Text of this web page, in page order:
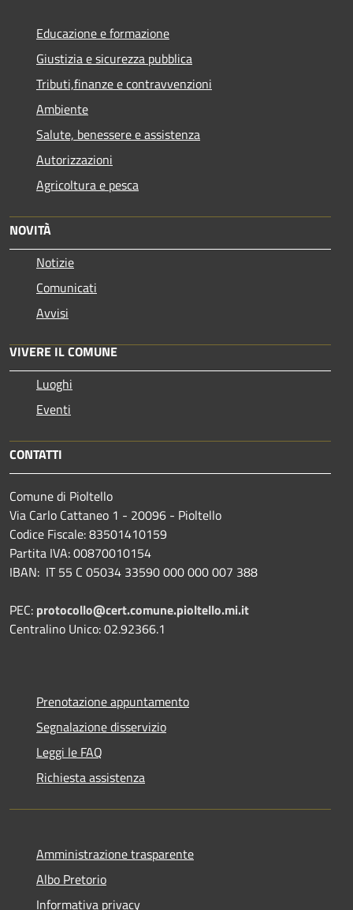
Educazione e formazione
Giustizia e sicurezza pubblica
Tributi,finanze e contravvenzioni
Ambiente
Salute, benessere e assistenza
Autorizzazioni
Agricoltura e pesca
NOVITÀ
Notizie
Comunicati
Avvisi
VIVERE IL COMUNE
Luoghi
Eventi
CONTATTI
Comune di Pioltello
Via Carlo Cattaneo 1 - 20096 - Pioltello
Codice Fiscale: 83501410159
Partita IVA: 00870010154
IBAN: IT 55 C 05034 33590 000 000 007 388
PEC: protocollo@cert.comune.pioltello.mi.it
Centralino Unico: 02.92366.1
Prenotazione appuntamento
Segnalazione disservizio
Leggi le FAQ
Richiesta assistenza
Amministrazione trasparente
Albo Pretorio
Informativa privacy